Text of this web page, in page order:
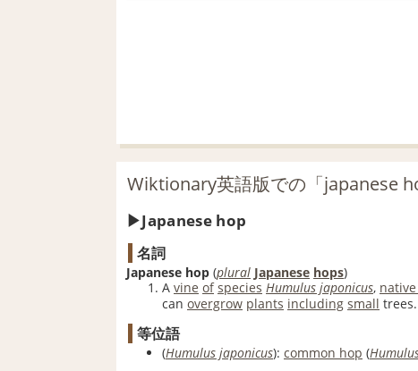
Wiktionary英語版での「japanese
Japanese hop
名詞
Japanese hop (plural Japanese hops)
A vine of species Humulus japonicus,
can overgrow plants including small trees.
等位語
(Humulus japonicus): common hop (